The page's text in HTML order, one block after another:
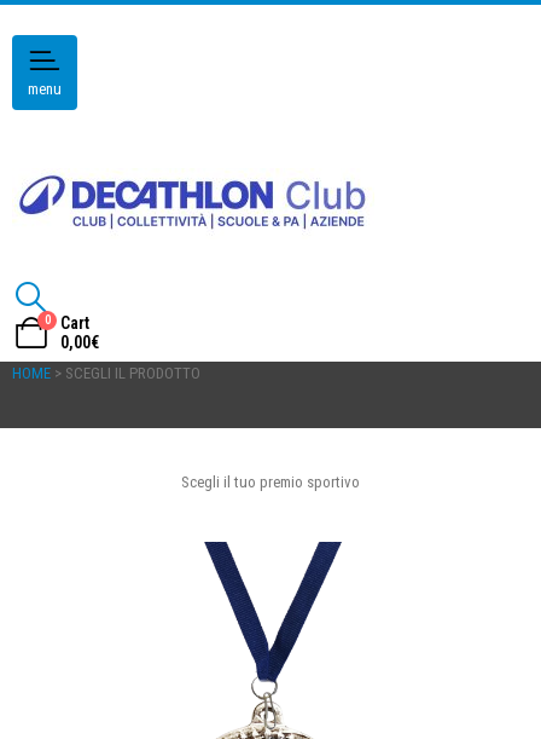
menu
0
Cart
0,00€
HOME > SCEGLI IL PRODOTTO
Scegli il tuo premio sportivo